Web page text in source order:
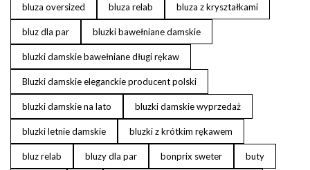
bluza oversized bluza relab bluza z kryształkami
bluz dla par bluzki bawełniane damskie
bluzki damskie bawełniane długi rękaw
Bluzki damskie eleganckie producent polski
bluzki damskie na lato bluzki damskie wyprzedaż
bluzki letnie damskie bluzki z krótkim rękawem
bluz relab bluzy dla par bonprix sweter buty